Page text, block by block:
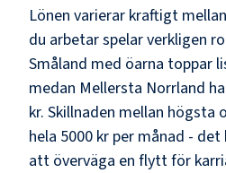
Lönen varierar kraftigt
du arbetar spelar verkligen
Småland med öarna toppar
medan Mellersta Norrland
kr. Skillnaden mellan högsta
hela 5000 kr per månad - det
att överväga en flytt för